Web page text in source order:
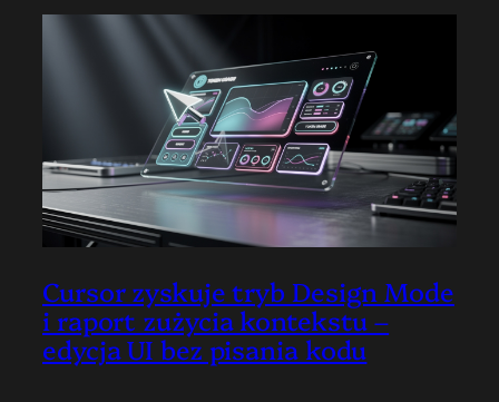
Cursor zyskuje tryb Design Mode
i raport zużycia kontekstu –
edycja UI bez pisania kodu